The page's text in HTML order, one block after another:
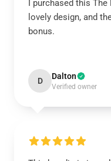
I purchased this
lovely design, and
bonus.
D Dalton
Verified owner